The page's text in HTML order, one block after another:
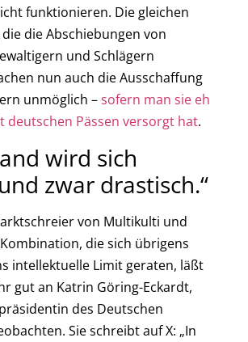
funktionieren. Die gleichen
die Abschiebungen von
und Schlägern
nun auch die Ausschaffung
unmöglich –sofern man sie eh
deutschen Pässen versorgt hat.
wird sich
zwar drastisch.“
von Multikulti und
die sich übrigens
intellektuelle Limit geraten, läßt
gut an Katrin Göring-Eckardt,
des Deutschen
Sie schreibt auf X: „In